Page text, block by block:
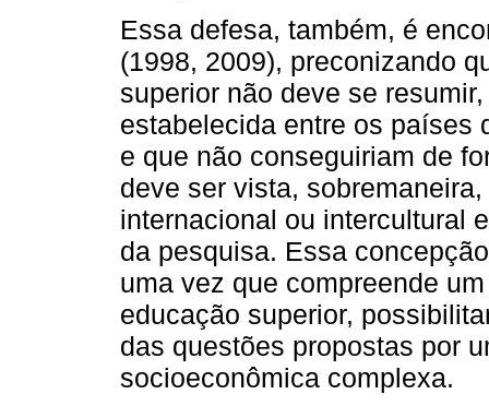
Essa defesa, também, é
(1998, 2009), preconizando
superior não deve se
estabelecida entre os países
e que não conseguiriam de
deve ser vista,
internacional ou intercultural
da pesquisa. Essa
uma vez que compreende
educação superior,
das questões propostas por
socioeconômica complexa.